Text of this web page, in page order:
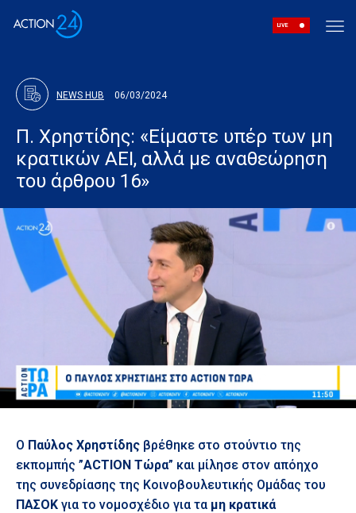
LIVE
NEWS HUB 06/03/2024
Π. Χρηστίδης: «Είμαστε υπέρ των μη
κρατικών ΑΕΙ, αλλά με αναθεώρηση
του άρθρου 16»
Ο Παύλος Χρηστίδης βρέθηκε στο στούντιο της
εκπομπής ”ACTION Τώρα” και μίλησε στον απόηχο
της συνεδρίασης της Κοινοβουλευτικής Ομάδας του
ΠΑΣΟΚ για το νομοσχέδιο για τα μη κρατικά